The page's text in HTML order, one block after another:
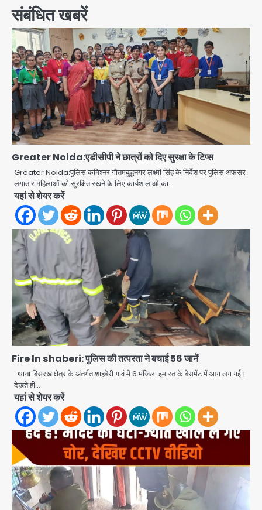
संबंधित खबरें
Greater Noida:एडीसीपी ने छात्रों को दिए सुरक्षा के टिप्स
Greater Noida:पुलिस कमिश्नर गौतमबुद्धनगर लक्ष्मी सिंह के निर्देश पर पुलिस अफसर
लगातार महिलाओं को सुरक्षित रखने के लिए कार्यशालाओं का…
यहां से शेयर करें
Fire In shaberi: पुलिस की तत्परता ने बचाई 56 जानें
थाना बिसरख क्षेत्र के अंतर्गत शाहबेरी गावं में 6 मंजिला इमारत के बेसमेंट में आग लग गई।
देखते ही…
यहां से शेयर करें
2
अब पहला स्थान हासिल करना लक्ष्य: डीएम
Team JHJ
3
28 साल बाद कानून के शिकंजे में आया हत्या का
फरार आरोपी
Team JHJ